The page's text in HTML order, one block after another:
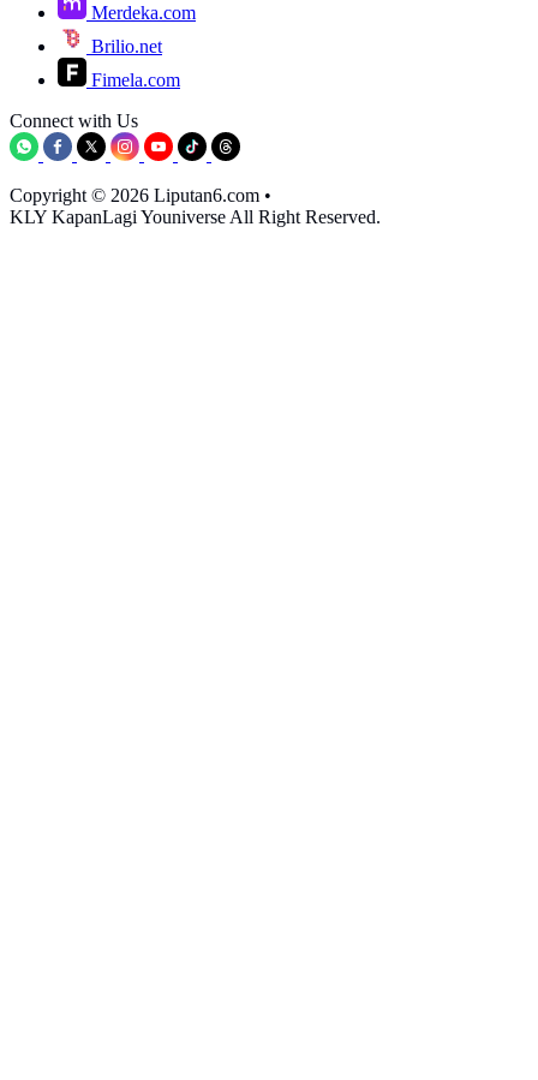
Merdeka.com
Brilio.net
Fimela.com
Connect with Us
Copyright © 2026 Liputan6.com •
KLY KapanLagi Youniverse All Right Reserved.